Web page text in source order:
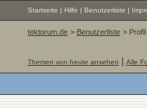
Startseite | Hilfe | Benutzerliste |
tektorum.de > Benutzerliste >
Themen von heute ansehen Alle